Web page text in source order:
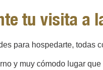
tu visita a
para hospedarte, todas
y muy cómodo lugar